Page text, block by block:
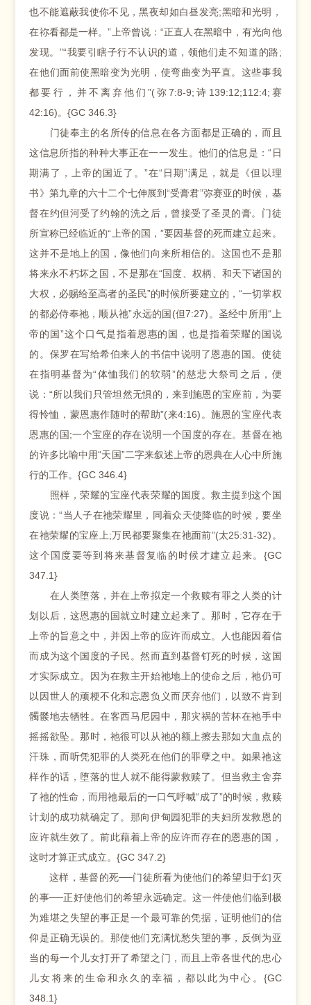
也不能遮蔽我使你不见，黑夜却如白昼发亮;黑暗和光明，
在祢看都是一样。”上帝曾说：“正直人在黑暗中，有光向他
发现。”“我要引瞎子行不认识的道，领他们走不知道的路;
在他们面前使黑暗变为光明，使弯曲变为平直。这些事我
都要行，并不离弃他们”(弥7:8-9;诗139:12;112:4;赛
42:16)。{GC 346.3}
门徒奉主的名所传的信息在各方面都是正确的，而且
这信息所指的种种大事正在一一发生。他们的信息是：“日
期满了，上帝的国近了。”在“日期”满足，就是《但以理
书》第九章的六十二个七伸展到“受膏君”弥赛亚的时候，基
督在约但河受了约翰的洗之后，曾接受了圣灵的膏。门徒
所宣称已经临近的“上帝的国，”要因基督的死而建立起来。
这并不是地上的国，像他们向来所相信的。这国也不是那
将来永不朽坏之国，不是那在“国度、权柄、和天下诸国的
大权，必赐给至高者的圣民”的时候所要建立的，“一切掌权
的都必侍奉祂，顺从祂”永远的国(但7:27)。圣经中所用“上
帝的国”这个口气是指着恩惠的国，也是指着荣耀的国说
的。保罗在写给希伯来人的书信中说明了恩惠的国。使徒
在指明基督为“体恤我们的软弱”的慈悲大祭司之后，便
说：“所以我们只管坦然无惧的，来到施恩的宝座前，为要
得怜恤，蒙恩惠作随时的帮助”(来4:16)。施恩的宝座代表
恩惠的国;一个宝座的存在说明一个国度的存在。基督在祂
的许多比喻中用“天国”二字来叙述上帝的恩典在人心中所施
行的工作。{GC 346.4}
照样，荣耀的宝座代表荣耀的国度。救主提到这个国
度说：“当人子在祂荣耀里，同着众天使降临的时候，要坐
在祂荣耀的宝座上;万民都要聚集在祂面前”(太25:31-32)。
这个国度要等到将来基督复临的时候才建立起来。{GC
347.1}
在人类堕落，并在上帝拟定一个救赎有罪之人类的计
划以后，这恩惠的国就立时建立起来了。那时，它存在于
上帝的旨意之中，并因上帝的应许而成立。人也能因着信
而成为这个国度的子民。然而直到基督钉死的时候，这国
才实际成立。因为在救主开始祂地上的使命之后，祂仍可
以因世人的顽梗不化和忘恩负义而厌弃他们，以致不肯到
髑髅地去牺牲。在客西马尼园中，那灾祸的苦杯在祂手中
摇摇欲坠。那时，祂很可以从祂的额上擦去那如大血点的
汗珠，而听凭犯罪的人类死在他们的罪孽之中。如果祂这
样作的话，堕落的世人就不能得蒙救赎了。但当救主舍弃
了祂的性命，而用祂最后的一口气呼喊“成了”的时候，救赎
计划的成功就确定了。那向伊甸园犯罪的夫妇所发救恩的
应许就生效了。前此藉着上帝的应许而存在的恩惠的国，
这时才算正式成立。{GC 347.2}
这样，基督的死──门徒所看为使他们的希望归于幻灭
的事──正好使他们的希望永远确定。这一件使他们临到极
为难堪之失望的事正是一个最可靠的凭据，证明他们的信
仰是正确无误的。那使他们充满忧愁失望的事，反倒为亚
当的每一个儿女打开了希望之门，而且上帝各世代的忠心
儿女将来的生命和永久的幸福，都以此为中心。{GC
348.1}